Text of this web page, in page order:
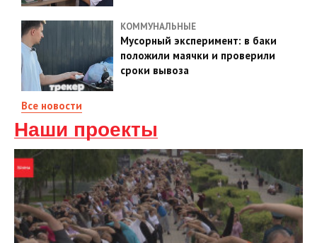
КОММУНАЛЬНЫЕ
Мусорный эксперимент: в баки
положили маячки и проверили
сроки вывоза
Все новости
Наши проекты